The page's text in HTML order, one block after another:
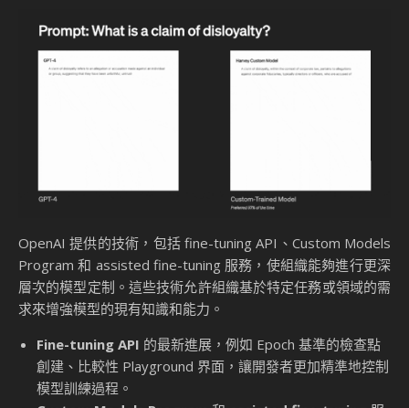
OpenAI 提供的技術，包括 fine-tuning API、Custom Models
Program 和 assisted fine-tuning 服務，使組織能夠進行更深
層次的模型定制。這些技術允許組織基於特定任務或領域的需
求來增強模型的現有知識和能力。
Fine-tuning API 的最新進展，例如 Epoch 基準的檢查點
創建、比較性 Playground 界面，讓開發者更加精準地控制
模型訓練過程。